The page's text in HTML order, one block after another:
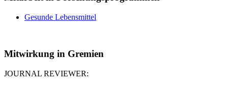
Gesunde Lebensmittel
Mitwirkung in Gremien
JOURNAL REVIEWER: